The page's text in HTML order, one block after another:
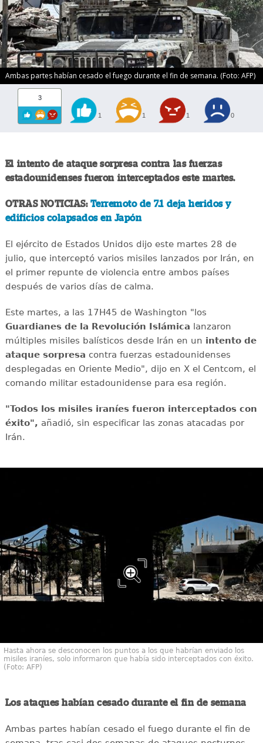
Ambas partes habían cesado el fuego durante el fin de semana. (Foto: AFP)
3
1 1 1 0
El intento de ataque sorpresa contra las fuerzas
estadounidenses fueron interceptados este martes.
OTRAS NOTICIAS: Terremoto de 7.1 deja heridos y
edificios colapsados en Japón
El ejército de Estados Unidos dijo este martes 28 de
julio, que interceptó varios misiles lanzados por Irán, en
el primer repunte de violencia entre ambos países
después de varios días de calma.
Este martes, a las 17H45 de Washington "los
Guardianes de la Revolución Islámica lanzaron
múltiples misiles balísticos desde Irán en un intento de
ataque sorpresa contra fuerzas estadounidenses
desplegadas en Oriente Medio", dijo en X el Centcom, el
comando militar estadounidense para esa región.
"Todos los misiles iraníes fueron interceptados con
éxito", añadió, sin especificar las zonas atacadas por
Irán.
Hasta ahora se desconocen los puntos a los que habrían enviado los
misiles iraníes, solo informaron que había sido interceptados con éxito.
(Foto: AFP)
Los ataques habían cesado durante el fin de semana
Ambas partes habían cesado el fuego durante el fin de